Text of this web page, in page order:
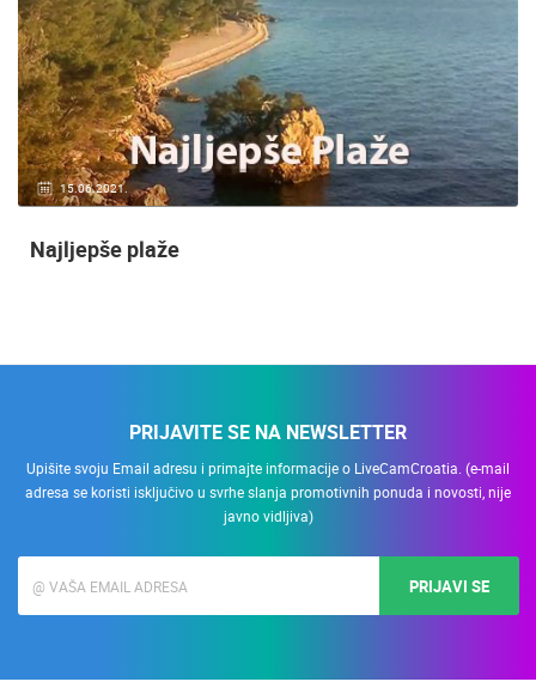
15.06.2021.
Najljepše plaže
PRIJAVITE SE NA NEWSLETTER
Upišite svoju Email adresu i primajte informacije o LiveCamCroatia. (e-mail
adresa se koristi isključivo u svrhe slanja promotivnih ponuda i novosti, nije
javno vidljiva)
PRIJAVI SE